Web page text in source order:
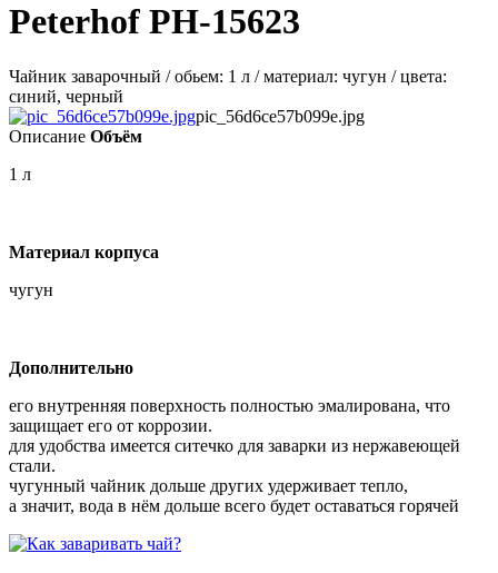
Peterhof PH-15623
Чайник заварочный / обьем: 1 л / материал: чугун / цвета:
синий, черный
pic_56d6ce57b099e.jpg
Описание Объём
1 л
Материал корпуса
чугун
Дополнительно
его внутренняя поверхность полностью эмалирована, что
защищает его от коррозии.
для удобства имеется ситечко для заварки из нержавеющей
стали.
чугунный чайник дольше других удерживает тепло,
а значит, вода в нём дольше всего будет оставаться горячей